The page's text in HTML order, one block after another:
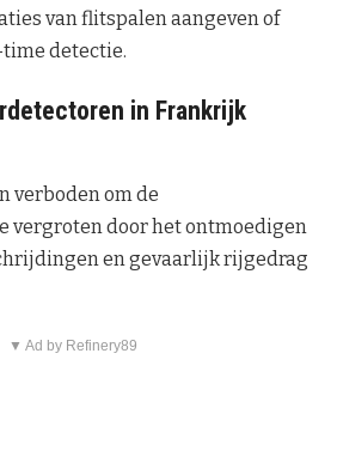
van flitspalen aangeven of
detectie.
in Frankrijk
verboden om de
vergroten door het ontmoedigen
en gevaarlijk rijgedrag
▼ Ad by Refinery89